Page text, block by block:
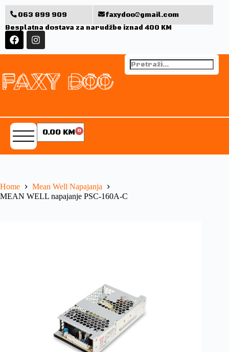
063 899 909
faxydoo@gmail.com
Besplatna dostava za narudžbe iznad 400 KM
0.00 KM 0
Home
Mean Well Napajanja
MEAN WELL napajanje PSC-160A-C